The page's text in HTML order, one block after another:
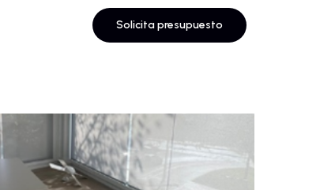
Solicita presupuesto